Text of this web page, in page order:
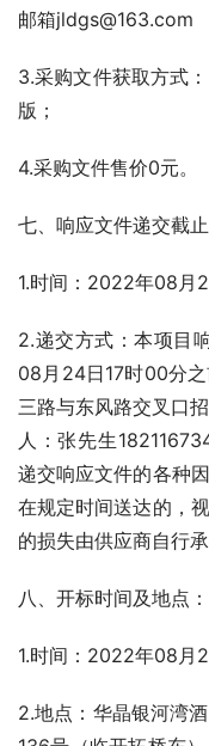
邮箱jldgs@163.com
3.采购文件获取方式
版；
4.采购文件售价0元。
七、响应文件递交截
1.时间：2022年08月
2.递交方式：本项目
08月24日17时00分
三路与东风路交叉口
人：张先生
递交响应文件的各种
在规定时间送达的，
的损失由供应商自行
八、开标时间及地点：
1.时间：2022年08月
2.地点：华晶银河湾